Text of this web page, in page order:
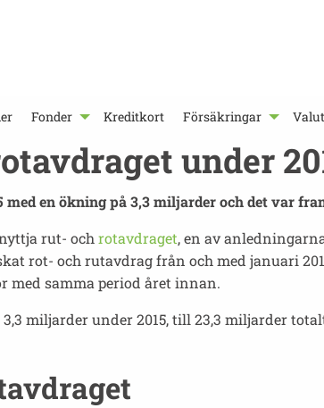
Fonder Kreditkort Försäkringar
under
en ökning på 3,3 miljarder och det var
rut- och rotavdraget, en av
rot- och rutavdrag från och med januari
med samma period året innan.
3,3 miljarder under 2015, till 23,3 miljarder